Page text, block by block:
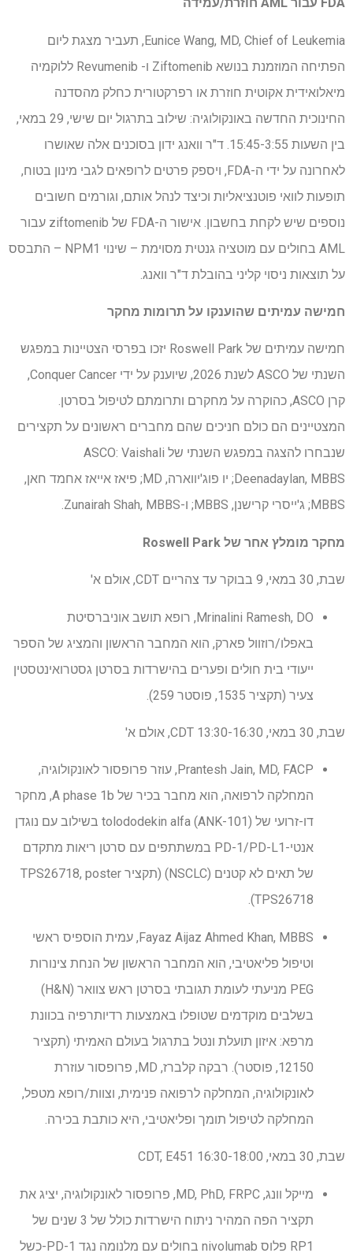
Eunice Wang, MD, Chief of Leukemia, תעביר מצגת ליום
הפתיחה המוזמנת בנושא Ziftomenib ו- Revumenib ללוקמיה
מיאלואידית אקוטית חוזרת או רפרקטורית כחלק מהסדנה
החינוכית החדשה באונקולוגיה: שילוב בתרגול יום שישי, 29 במאי,
בין השעות 15:45-3:55. ד"ר וואנג ידון בסוכנים אלה שאושרו
לאחרונה על ידי ה-FDA, ויספק פרטים לרופאים לגבי מינון בטוח,
תופעות לוואי פוטנציאליות וכיצד לנהל אותם, וגורמים חשובים
נוספים שיש לקחת בחשבון. אישור ה-FDA של ziftomenib עבור
AML בחולים עם מוטציה גנטית מסוימת – שינוי NPM1 – התבסס
על תוצאות ניסוי קליני בהובלת ד"ר וואנג.
חמישה עמיתים שהוענקו על תרומות מחקר
חמישה עמיתים של Roswell Park יזכו בפרסי הצטיינות במפגש
השנתי של ASCO לשנת 2026, שיוענק על ידי Conquer Cancer,
קרן ASCO, כהוקרה על מחקרם ותרומתם לטיפול בסרטן.
המצטיינים הם כולם חניכים שהם מחברים ראשונים על תקצירים
שנבחרו להצגה במפגש השנתי של ASCO: Vaishali
Deenadaylan, MBBS; יו פוג'יווארה, MD; פיאז אייאז אחמד חאן,
MBBS; ג'ייסרי קרישנן, MBBS; ו-Zunairah Shah, MBBS.
מחקר מומלץ אחר של Roswell Park
שבת, 30 במאי, 9 בבוקר עד צהריים CDT, אולם א'
Mrinalini Ramesh, DO, רופא תושב אוניברסיטת
באפלו/רוזוול פארק, הוא המחבר הראשון והמציג של הספר
ייעודי בית חולים ופערים בהישרדות בסרטן גסטרואינטסטין
צעיר (תקציר 1535, פוסטר 259).
שבת, 30 במאי, 13:30-16:30 CDT, אולם א'
Prantesh Jain, MD, FACP, עוזר פרופסור לאונקולוגיה,
המחלקה לרפואה, הוא מחבר בכיר של A phase 1b, מחקר
דו-זרועי של tolododekin alfa (ANK-101) בשילוב עם נוגדן
אנטי-PD-1/PD-L1 במשתתפים עם סרטן ריאות מתקדם
של תאים לא קטנים (NSCLC) (תקציר TPS26718, poster
TPS26718).
Fayaz Aijaz Ahmed Khan, MBBS, עמית הוספיס ראשי
וטיפול פליאטיבי, הוא המחבר הראשון של הנחת צינורות
PEG מניעתי לעומת תגובתי בסרטן ראש צוואר (H&N)
בשלבים מוקדמים שטופלו באמצעות רדיותרפיה בכוונת
מרפא: איזון תועלת ונטל בתרגול בעולם האמיתי (תקציר
12150, פוסטר). רבקה קלברז, MD, פרופסור עוזרת
לאונקולוגיה, המחלקה לרפואה פנימית, וצוות/רופא מטפל,
המחלקה לטיפול תומך ופליאטיבי, היא כותבת בכירה.
שבת, 30 במאי, 16:30-18:00 CDT, E451
מייקל וונג, MD, PhD, FRPC, פרופסור לאונקולוגיה, יציג את
תקציר הפה המהיר ניתוח הישרדות כולל של 3 שנים של
RP1 פלוס nivolumab בחולים עם מלנומה נגד PD-1-כשל